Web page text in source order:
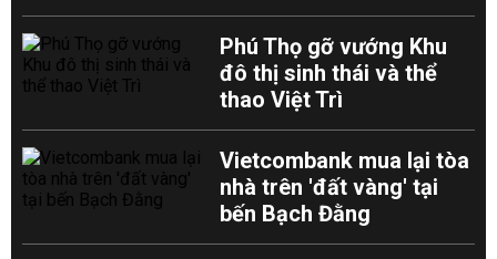
Phú Thọ gỡ vướng Khu
đô thị sinh thái và thể
thao Việt Trì
Vietcombank mua lại tòa
nhà trên 'đất vàng' tại
bến Bạch Đằng